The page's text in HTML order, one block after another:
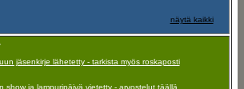
näytä kaikki
jäsenkirje lähetetty - tarkista myös roskaposti
show ja lampuripäivä vietetty - arvostelut täällä